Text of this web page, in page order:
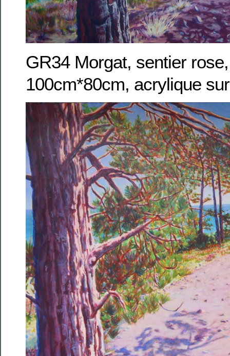
GR34 Morgat, sentier
100cm*80cm, acrylique